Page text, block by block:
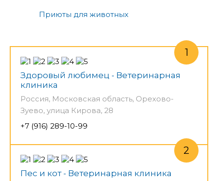
Приюты для животных
Здоровый любимец - Ветеринарная
клиника
Россия, Московская область, Орехово-
Зуево, улица Кирова, 28
+7 (916) 289-10-99
Пес и кот - Ветеринарная клиника